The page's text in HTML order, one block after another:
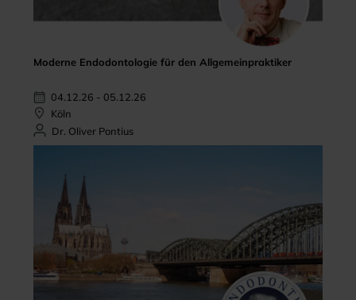
Moderne Endodontologie für den Allgemeinpraktiker
04.12.26 - 05.12.26
Köln
Dr. Oliver Pontius